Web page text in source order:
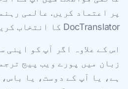
DocTranslator کا انتخاب کریں۔.
اس کے علاوہ اگر آپ کو اپنی
زبان میں پورے ویب پیج
ہے، یا آپ کے دوست، یا